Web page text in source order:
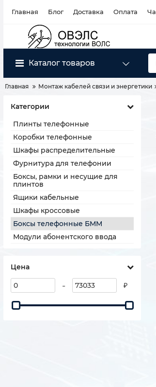
Главная Блог Доставка Оплата
Каталог товаров
Главная Монтаж кабелей связи и энергетики
Категории
Плинты телефонные
Коробки телефонные
Шкафы распределительные
Фурнитура для телефонии
Боксы, рамки и несущие для
плинтов
Ящики кабельные
Шкафы кроссовые
Боксы телефонные БММ
Модули абонентского ввода
Цена
- ₽